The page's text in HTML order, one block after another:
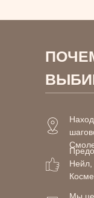
Нейл,